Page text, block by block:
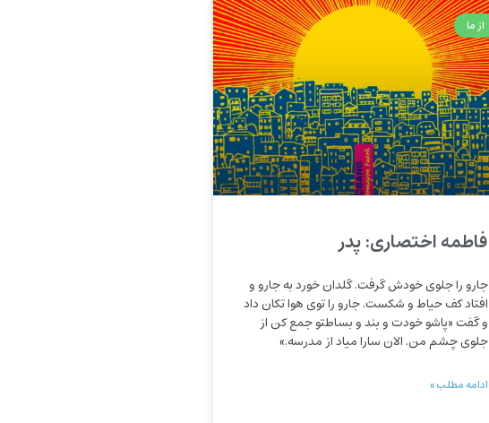
از ما
فاطمه اختصاری: پدر
جارو را جلوی خودش گرفت. گلدان خورد به جارو و
افتاد کف حیاط و شکست. جارو را توی هوا تکان داد
و گفت «پاشو خودت و بند و بساطتو جمع کن از
جلوی چشم من. الان سارا میاد از مدرسه.»
ادامه مطلب »